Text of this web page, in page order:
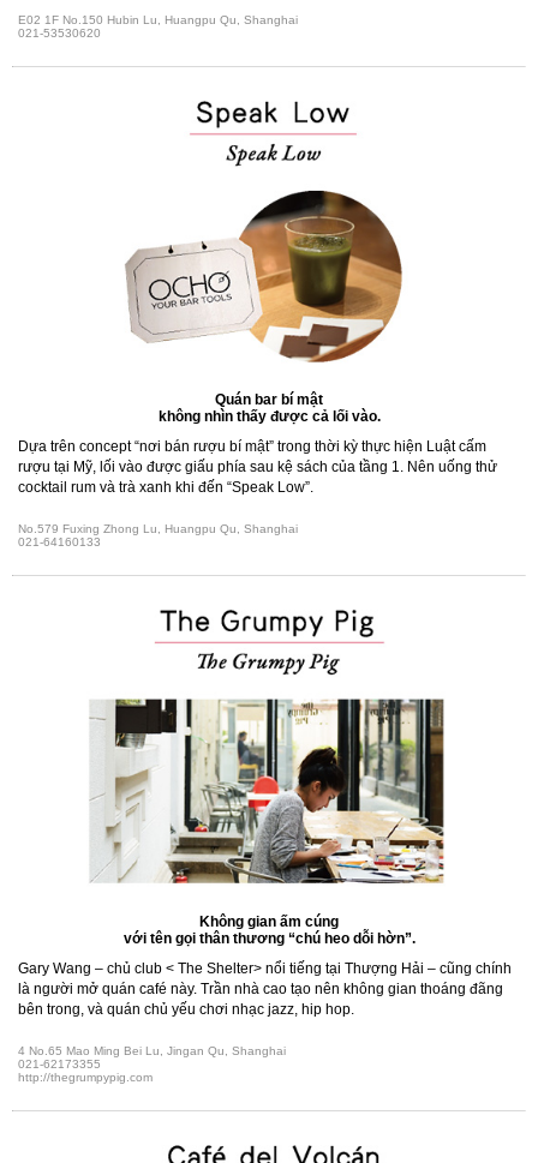
E02 1F No.150 Hubin Lu, Huangpu Qu, Shanghai
021-53530620
Quán bar bí mật
không nhìn thấy được cả lối vào.
Dựa trên concept “nơi bán rượu bí mật” trong thời kỳ thực hiện Luật cấm
rượu tại Mỹ, lối vào được giấu phía sau kệ sách của tầng 1. Nên uống thử
cocktail rum và trà xanh khi đến “Speak Low”.
No.579 Fuxing Zhong Lu, Huangpu Qu, Shanghai
021-64160133
Không gian ấm cúng
với tên gọi thân thương “chú heo dỗi hờn”.
Gary Wang – chủ club < The Shelter> nổi tiếng tại Thượng Hải – cũng chính
là người mở quán café này. Trần nhà cao tạo nên không gian thoáng đãng
bên trong, và quán chủ yếu chơi nhạc jazz, hip hop.
4 No.65 Mao Ming Bei Lu, Jingan Qu, Shanghai
021-62173355
http://thegrumpypig.com